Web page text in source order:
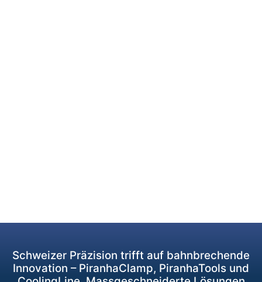
Schweizer Präzision trifft auf bahnbrechende
Innovation – PiranhaClamp, PiranhaTools und